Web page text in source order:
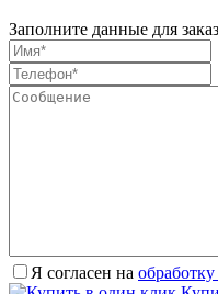
Заполните данные для
Я согласен на